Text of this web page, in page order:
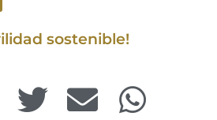
sostenible!